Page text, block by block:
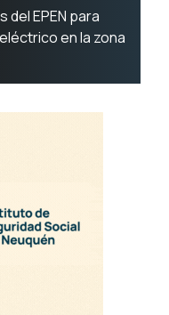
EPEN para
en la zona